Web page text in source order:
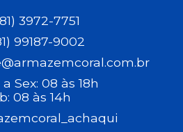
3972-7751
99187-9002
Sex: 08 às 18h
08 às 14h